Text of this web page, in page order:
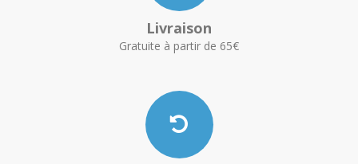
Livraison
Gratuite à partir de 65€